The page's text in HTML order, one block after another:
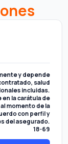
y depende
salud
incluidas.
en la carátula de
momento de la
con perfil y
del asegurado.
18-69